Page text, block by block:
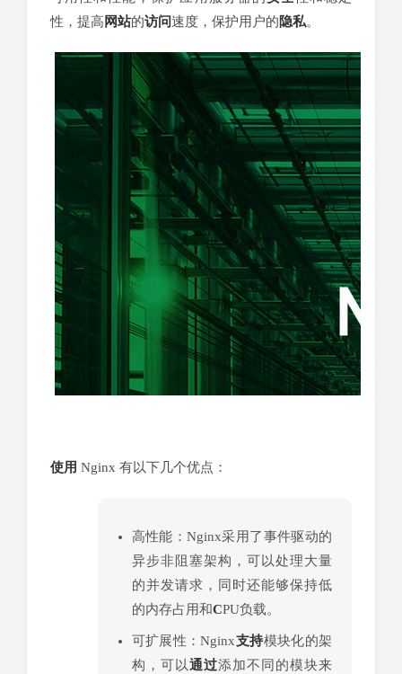
性，提高 网站的访问速度，保护用户的隐私。
使用 Nginx 有以下几个优点：
高性能：Nginx采用了事件驱动的
异步非阻塞架构，可以处理大量
的并发请求，同时还能够保持低
的内存占用和CPU负载。
可扩展性：Nginx支持模块化的架
构，可以通过添加不同的模块来